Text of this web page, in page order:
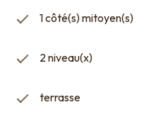
1 côté(s) mitoyen(s)
2 niveau(x)
terrasse